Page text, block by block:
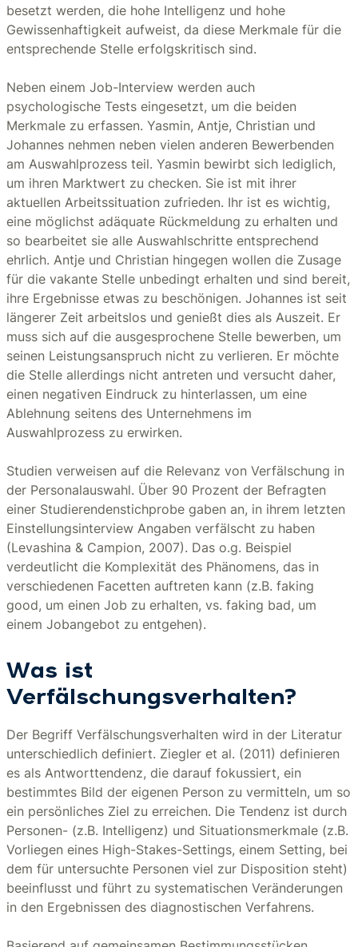
besetzt werden, die hohe Intelligenz und hohe
Gewissenhaftigkeit aufweist, da diese Merkmale für die
entsprechende Stelle erfolgskritisch sind.
Neben einem Job-Interview werden auch
psychologische Tests eingesetzt, um die beiden
Merkmale zu erfassen. Yasmin, Antje, Christian und
Johannes nehmen neben vielen anderen Bewerbenden
am Auswahlprozess teil. Yasmin bewirbt sich lediglich,
um ihren Marktwert zu checken. Sie ist mit ihrer
aktuellen Arbeitssituation zufrieden. Ihr ist es wichtig,
eine möglichst adäquate Rückmeldung zu erhalten und
so bearbeitet sie alle Auswahlschritte entsprechend
ehrlich. Antje und Christian hingegen wollen die Zusage
für die vakante Stelle unbedingt erhalten und sind bereit,
ihre Ergebnisse etwas zu beschönigen. Johannes ist seit
längerer Zeit arbeitslos und genießt dies als Auszeit. Er
muss sich auf die ausgesprochene Stelle bewerben, um
seinen Leistungsanspruch nicht zu verlieren. Er möchte
die Stelle allerdings nicht antreten und versucht daher,
einen negativen Eindruck zu hinterlassen, um eine
Ablehnung seitens des Unternehmens im
Auswahlprozess zu erwirken.
Studien verweisen auf die Relevanz von Verfälschung in
der Personalauswahl. Über 90 Prozent der Befragten
einer Studierendenstichprobe gaben an, in ihrem letzten
Einstellungsinterview Angaben verfälscht zu haben
(Levashina & Campion, 2007). Das o.g. Beispiel
verdeutlicht die Komplexität des Phänomens, das in
verschiedenen Facetten auftreten kann (z.B. faking
good, um einen Job zu erhalten, vs. faking bad, um
einem Jobangebot zu entgehen).
Was ist
Verfälschungsverhalten?
Der Begriff Verfälschungsverhalten wird in der Literatur
unterschiedlich definiert. Ziegler et al. (2011) definieren
es als Antworttendenz, die darauf fokussiert, ein
bestimmtes Bild der eigenen Person zu vermitteln, um so
ein persönliches Ziel zu erreichen. Die Tendenz ist durch
Personen- (z.B. Intelligenz) und Situationsmerkmale (z.B.
Vorliegen eines High-Stakes-Settings, einem Setting, bei
dem für untersuchte Personen viel zur Disposition steht)
beeinflusst und führt zu systematischen Veränderungen
in den Ergebnissen des diagnostischen Verfahrens.